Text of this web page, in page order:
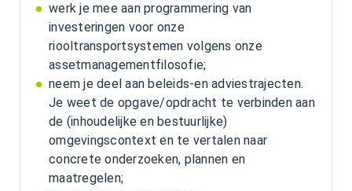
werk je mee aan programmering van
investeringen voor onze
riooltransportsystemen volgens onze
assetmanagementfilosofie;
neem je deel aan beleids-en adviestrajecten.
Je weet de opgave/opdracht te verbinden aan
de (inhoudelijke en bestuurlijke)
omgevingscontext en te vertalen naar
concrete onderzoeken, plannen en
maatregelen;